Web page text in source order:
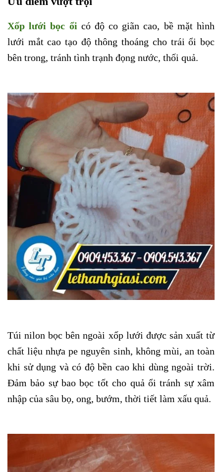
Xốp lưới bọc ổi có độ co giãn cao, bề mặt hình
lưới mắt cao tạo độ thông thoáng cho trái ổi bọc
bên trong, tránh tình trạnh đọng nước, thối quả.
Túi nilon bọc bên ngoài xốp lưới được sản xuất từ
chất liệu nhựa pe nguyên sinh, không mùi, an toàn
khi sử dụng và có độ bền cao khi dùng ngoài trời.
Đảm bảo sự bao bọc tốt cho quả ổi tránh sự xâm
nhập của sâu bọ, ong, bướm, thời tiết làm xấu quả.